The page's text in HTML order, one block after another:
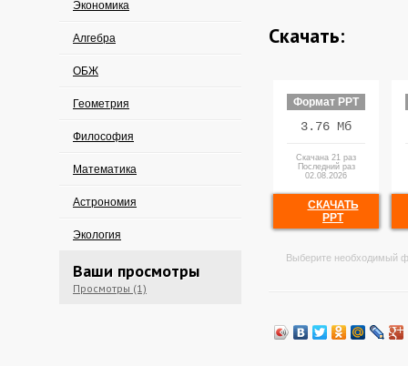
Экономика
Алгебра
ОБЖ
Геометрия
Философия
Математика
Астрономия
Экология
Ваши просмотры
Просмотры (1)
Скачать:
Формат PPT
3.76 Мб
Скачана 21 раз
Последний раз
02.08.2026
СКАЧАТЬ
PPT
Выберите необходимый